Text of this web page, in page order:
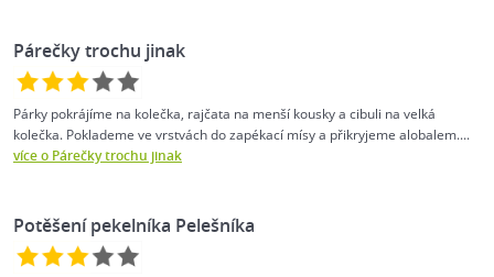
Párečky trochu jinak
Párky pokrájíme na kolečka, rajčata na menší kousky a cibuli na velká
kolečka. Poklademe ve vrstvách do zapékací mísy a přikryjeme alobalem....
více o Párečky trochu jinak
Potěšení pekelníka Pelešníka